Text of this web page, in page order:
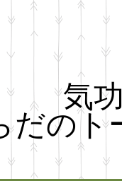
気
だのト